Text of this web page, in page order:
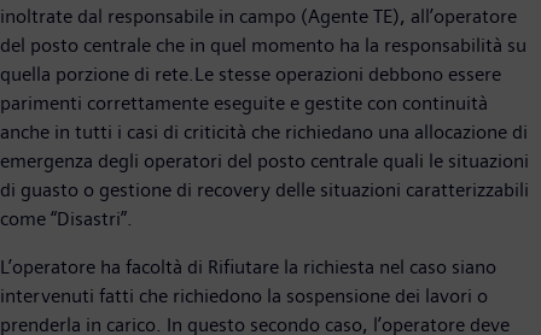
inoltrate dal responsabile in campo (Agente TE), all’operatore
del posto centrale che in quel momento ha la responsabilità su
quella porzione di rete.Le stesse operazioni debbono essere
parimenti correttamente eseguite e gestite con continuità
anche in tutti i casi di criticità che richiedano una allocazione di
emergenza degli operatori del posto centrale quali le situazioni
di guasto o gestione di recovery delle situazioni caratterizzabili
come “Disastri”.
L’operatore ha facoltà di Rifiutare la richiesta nel caso siano
intervenuti fatti che richiedono la sospensione dei lavori o
prenderla in carico. In questo secondo caso, l’operatore deve